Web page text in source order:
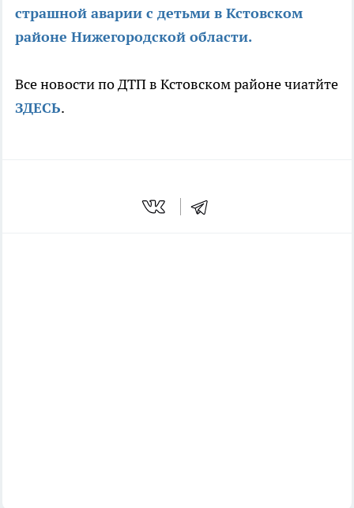
страшной аварии с детьми в Кстовском
районе Нижегородской области.
Все новости по ДТП в Кстовском районе чиатйте
ЗДЕСЬ.